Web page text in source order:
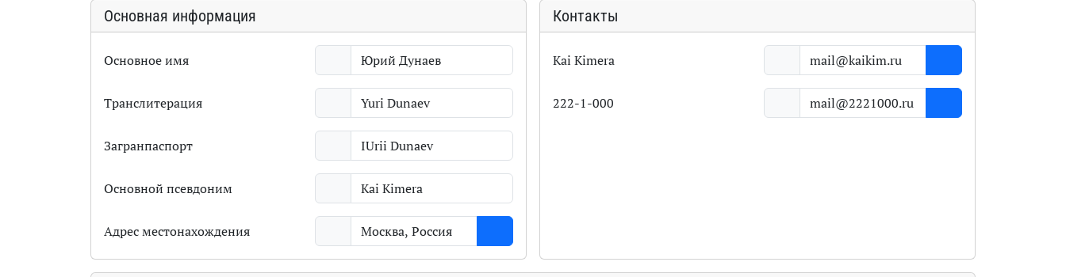
Основная информация
Основное имя
Транслитерация
Загранпаспорт
Основной псевдоним
Адрес местонахождения
Контакты
Kai Kimera
222-1-000